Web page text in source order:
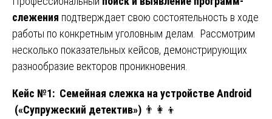
слежения подтверждает свою состоятельность в ходе
работы по конкретным уголовным делам. Рассмотрим
несколько показательных кейсов, демонстрирующих
разнообразие векторов проникновения.
Кейс №1: Семейная слежка на устройстве Android
(«Супружеский детектив») 👨‍👩‍👦